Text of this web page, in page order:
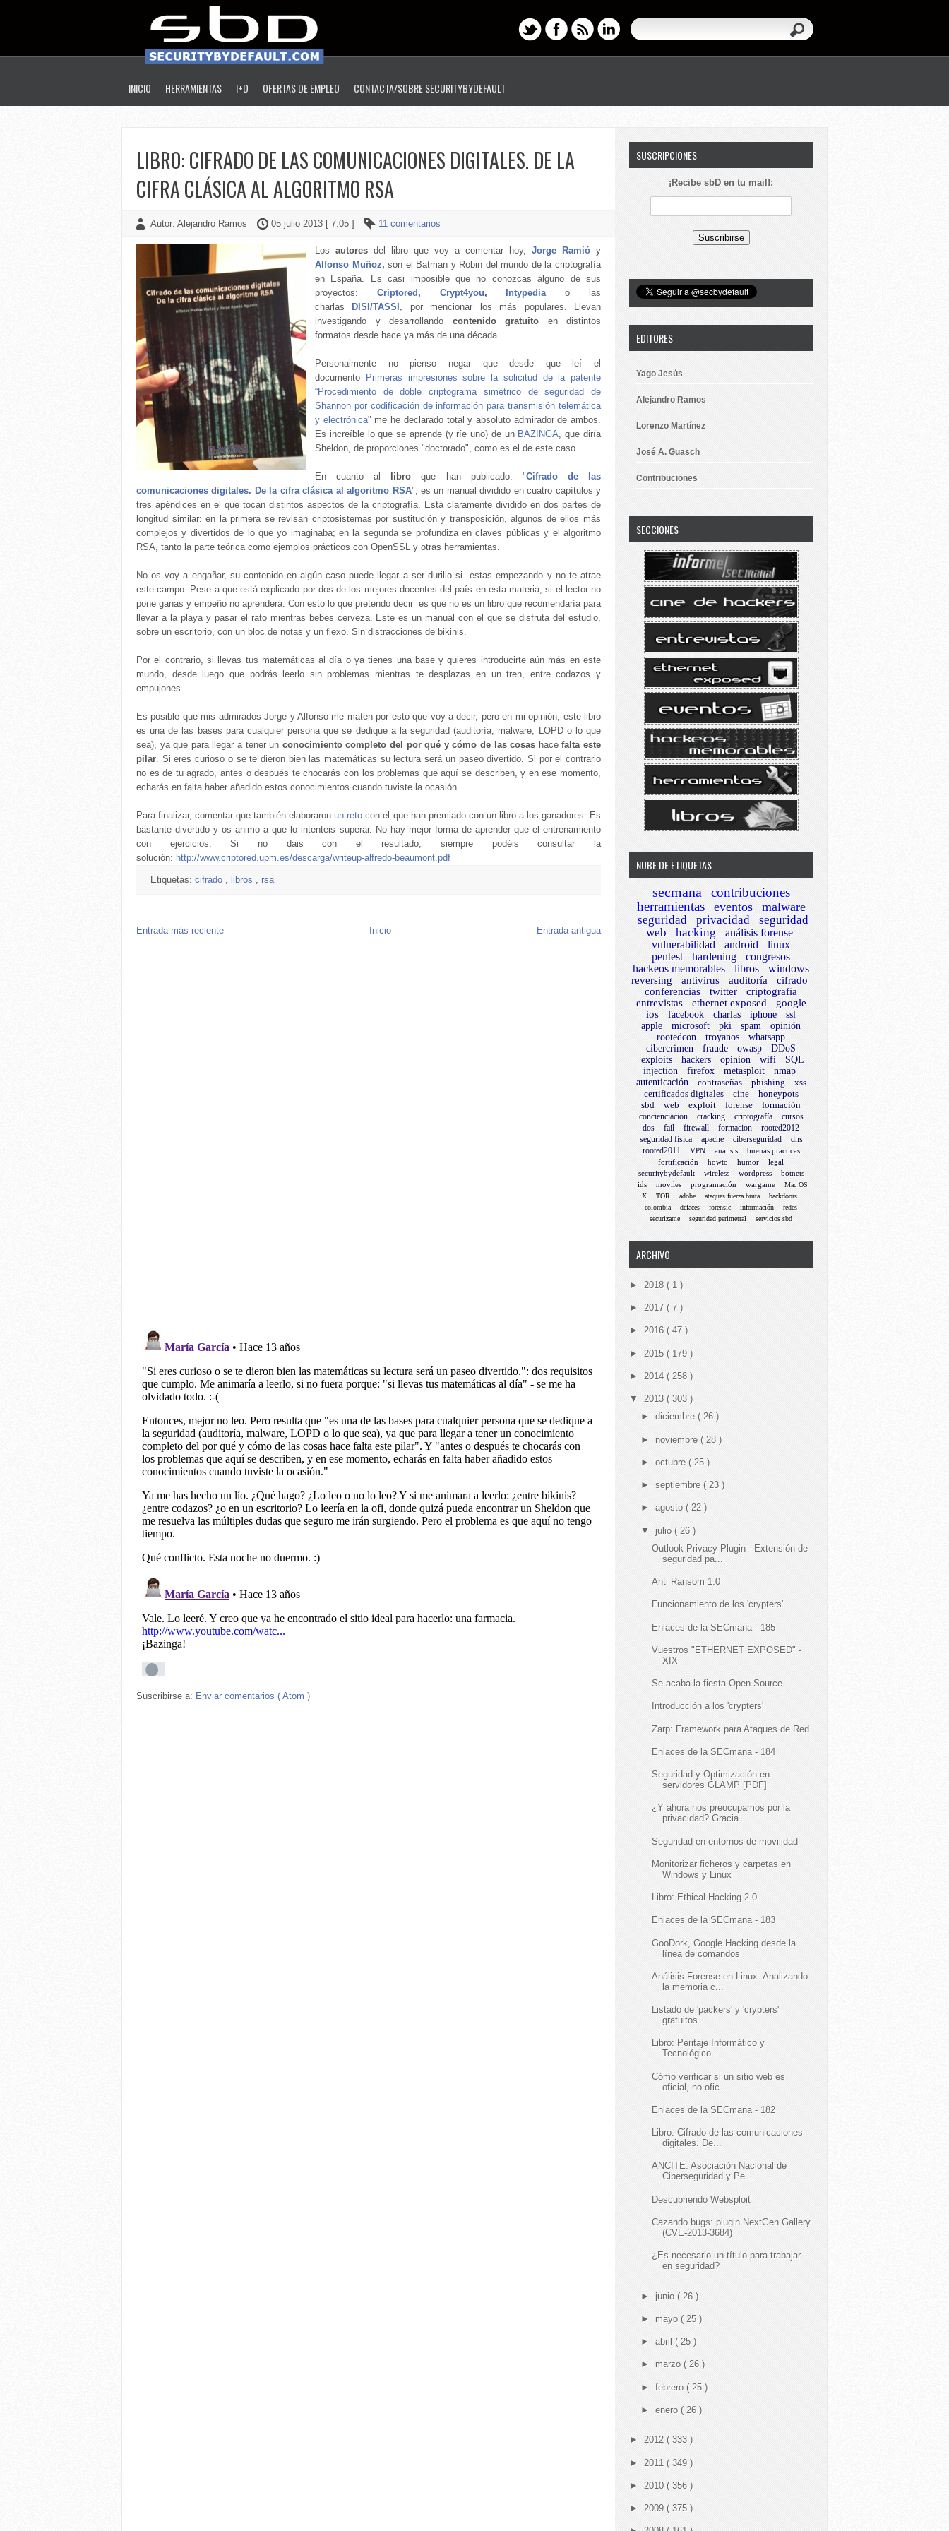
INICIO HERRAMIENTAS I+D OFERTAS DE EMPLEO CONTACTA/SOBRE SECURITYBYDEFAULT
LIBRO: CIFRADO DE LAS COMUNICACIONES DIGITALES. DE LA
CIFRA CLÁSICA AL ALGORITMO RSA
Autor: Alejandro Ramos 05 julio 2013 [ 7:05 ] 11 comentarios
Los autores del libro que voy a comentar hoy, Jorge Ramió y
Alfonso Muñoz, son el Batman y Robin del mundo de la criptografía
en España. Es casi imposible que no conozcas alguno de sus
proyectos: Criptored , Crypt4you, Intypediao las
charlas
DISI/TASSI , por mencionar los más populares. Llevan
investigando y desarrollando contenido gratuito en distintos
formatos desde hace ya más de una década.
Personalmente no pienso negar que desde que leí el
documento
Primeras impresiones sobre la solicitud de la patente
“Procedimiento de
doble criptograma simétrico de seguridad de
Shannon por codificación de información para transmisión telemática
y electrónica" me he declarado total y absoluto admirador de ambos.
Es increíble lo que se aprende (y ríe uno) de un BAZINGA, que diría
Sheldon, de proporciones "doctorado", como es el de este caso.
En cuanto al libroque han publicado: "Cifrado de las
comunicaciones digitales. De la cifra clásica al algoritmo RSA", es un manual dividido en cuatro capítulos y
tres apéndices en el que tocan distintos aspectos de la criptografía. Está claramente dividido en dos partes de
longitud similar: en la primera se revisan criptosistemas por sustitución y transposición, algunos de ellos más
complejos y divertidos de lo que yo imaginaba; en la segunda se profundiza en claves públicas y el algoritmo
RSA, tanto la parte teórica como ejemplos prácticos con OpenSSL y otras herramientas.
No os voy a engañar, su contenido en algún caso puede llegar a ser durillo si estas empezando y no te atrae
este campo. Pese a que está explicado por dos de los mejores docentes del país en esta materia, si el lector no
pone ganas y empeño no aprenderá. Con esto lo que pretendo decir es que no es un libro que recomendaría para
llevar a la playa y pasar el rato mientras bebes cerveza. Este es un manual con el que se disfruta del estudio,
sobre un escritorio, con un bloc de notas y un flexo. Sin distracciones de bikinis.
Por el contrario, si llevas tus matemáticas al día o ya tienes una base y quieres introducirte aún más en este
mundo, desde luego que podrás leerlo sin problemas mientras te desplazas en un tren, entre codazos y
empujones.
Es posible que mis admirados Jorge y Alfonso me maten por esto que voy a decir, pero en mi opinión, este libro
es una de las bases para cualquier persona que se dedique a la seguridad (auditoría, malware, LOPD o lo que
sea), ya que para llegar a tener un conocimiento completo del por qué y cómo de las cosas hacefalta este
pilar. Si eres curioso o se te dieron bien las matemáticas su lectura será un paseo divertido. Si por el contrario
no es de tu agrado, antes o después te chocarás con los problemas que aquí se describen, y en ese momento,
echarás en falta haber añadido estos conocimientos cuando tuviste la ocasión.
Para finalizar, comentar que también elaboraronun reto con el que han premiado con un libro a los ganadores. Es
bastante divertido y os animo a que lo intentéis superar. No hay mejor forma de aprender que el entrenamiento
con ejercicios. Si no dais con el resultado, siempre podéis consultar la
solución: http://www.criptored.upm.es/descarga/writeup-alfredo-beaumont.pdf
Etiquetas: cifrado , libros , rsa
Entrada más reciente Entrada antigua
Inicio
Suscribirse a: Enviar comentarios ( Atom )
SUSCRIPCIONES
¡Recibe sbD en tu mail!:
EDITORES
Yago Jesús
Alejandro Ramos
Lorenzo Martínez
José A. Guasch
Contribuciones
SECCIONES
NUBE DE ETIQUETAS
secmana
contribuciones
herramientas
eventos malware
seguridad privacidad
seguridad
web
hacking
análisis forense
vulnerabilidad
android
linux
pentest
hardening
congresos
hackeos memorables
libros windows
reversing antivirus auditoría
cifrado
conferencias
twitter
criptografia
entrevistas
ethernet exposed
google
ios
facebook charlas iphone
ssl
apple
microsoft pki spam
opinión
rootedcon
troyanos
whatsapp
cibercrimen
fraude owasp
DDoS
exploits
hackers opinion wifi
SQL
injection
firefox metasploit
nmap
autenticación
contraseñas phishing
xss
certificados digitales
cine
honeypots
sbd
web exploit forense formación
concienciacion cracking criptografía
cursos
dos
fail firewall formacion
rooted2012
seguridad física
apache ciberseguridad
dns
rooted2011
VPN análisis
buenas practicas
fortificación
howto humor
legal
securitybydefault
wireless wordpress
botnets
ids
moviles programación wargame
Mac OS
X
TOR adobe ataques fuerza bruta
backdoors
colombia
defaces forensic información
redes
securizame
seguridad perimetral servicios sbd
ARCHIVO
► 2018 ( 1 )
► 2017 ( 7 )
► 2016 ( 47 )
► 2015 ( 179 )
► 2014 ( 258 )
▼ 2013 ( 303 )
► diciembre ( 26 )
► noviembre ( 28 )
► octubre ( 25 )
► septiembre ( 23 )
► agosto ( 22 )
▼ julio ( 26 )
Outlook Privacy Plugin - Extensión de
seguridad pa...
Anti Ransom 1.0
Funcionamiento de los 'crypters'
Enlaces de la SECmana - 185
Vuestros "ETHERNET EXPOSED" -
XIX
Se acaba la fiesta Open Source
Introducción a los 'crypters'
Zarp: Framework para Ataques de Red
Enlaces de la SECmana - 184
Seguridad y Optimización en
servidores GLAMP [PDF]
¿Y ahora nos preocupamos por la
privacidad? Gracia...
Seguridad en entornos de movilidad
Monitorizar ficheros y carpetas en
Windows y Linux
Libro: Ethical Hacking 2.0
Enlaces de la SECmana - 183
GooDork, Google Hacking desde la
línea de comandos
Análisis Forense en Linux: Analizando
la memoria c...
Listado de 'packers' y 'crypters'
gratuitos
Libro: Peritaje Informático y
Tecnológico
Cómo verificar si un sitio web es
oficial, no ofic...
Enlaces de la SECmana - 182
Libro: Cifrado de las comunicaciones
digitales. De...
ANCITE: Asociación Nacional de
Ciberseguridad y Pe...
Descubriendo Websploit
Cazando bugs: plugin NextGen Gallery
(CVE-2013-3684)
¿Es necesario un título para trabajar
en seguridad?
► junio ( 26 )
► mayo ( 25 )
► abril ( 25 )
► marzo ( 26 )
► febrero ( 25 )
► enero ( 26 )
► 2012 ( 333 )
► 2011 ( 349 )
► 2010 ( 356 )
► 2009 ( 375 )